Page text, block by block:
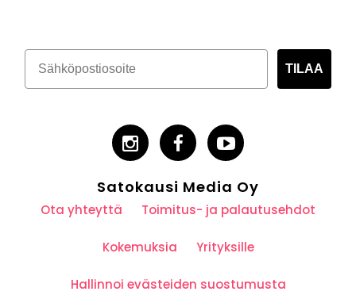
TILAA
Satokausi Media Oy
Ota yhteyttä Toimitus- ja palautusehdot
Kokemuksia Yrityksille
Hallinnoi evästeiden suostumusta